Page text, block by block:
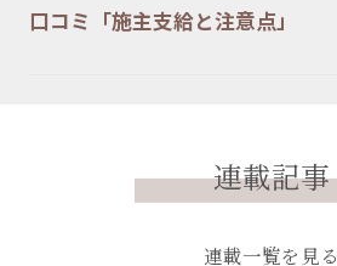
口コミ「施主支給と注意点」
連載記事
連載一覧を見る